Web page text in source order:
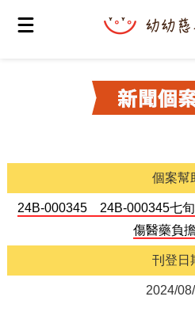
個案幫
24B-000345 24B-000345七
傷醫藥負
刊登日
2024/